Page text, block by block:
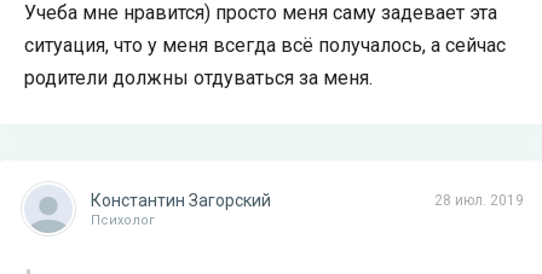
Учеба мне нравится) просто меня саму задевает эта
ситуация, что у меня всегда всё получалось, а сейчас
родители должны отдуваться за меня.
28 июл. 2019
Константин Загорский
Психолог